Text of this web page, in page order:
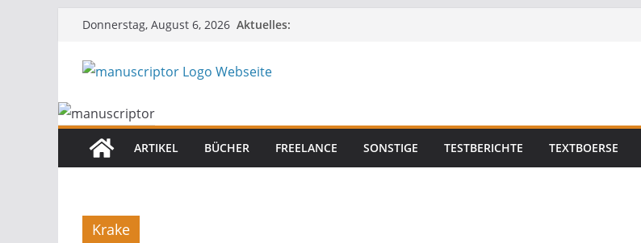
Donnerstag, August 6, 2026 Aktuelles:
ARTIKEL BÜCHER FREELANCE SONSTIGE TESTBERICHTE TEXTBOERSE
Krake